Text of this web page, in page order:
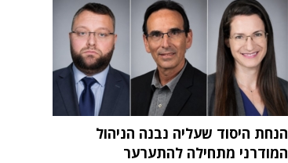
הנחת היסוד שעליה נבנה הניהול
המודרני מתחילה להתערער